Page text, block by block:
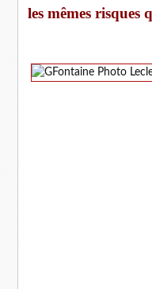
les mêmes risques